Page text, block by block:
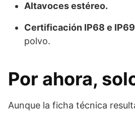
Altavoces estéreo.
Certificación IP68 e IP69
polvo.
Por ahora,
Aunque la ficha técnica